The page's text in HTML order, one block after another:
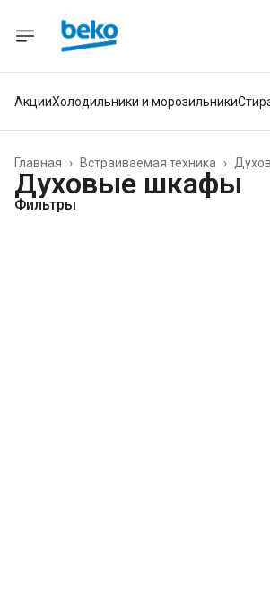
АкцииХолодильники и морозильники
Встраиваемая техника ›
Главная ›
Духовые шкафы
Фильтры